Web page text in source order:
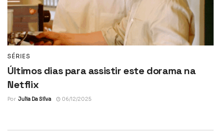
SÉRIES
Últimos dias para assistir este dorama na
Netflix
Por Julia Da Silva 06/12/2025